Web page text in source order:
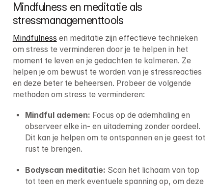
Mindfulness en meditatie als
stressmanagementtools
Mindfulness en meditatie zijn effectieve technieken
om stress te verminderen door je te helpen in het
moment te leven en je gedachten te kalmeren. Ze
helpen je om bewust te worden van je stressreacties
en deze beter te beheersen. Probeer de volgende
methoden om stress te verminderen:
Mindful ademen: Focus op de ademhaling en
observeer elke in- en uitademing zonder oordeel.
Dit kan je helpen om te ontspannen en je geest tot
rust te brengen.
Bodyscan meditatie: Scan het lichaam van top
tot teen en merk eventuele spanning op, om deze